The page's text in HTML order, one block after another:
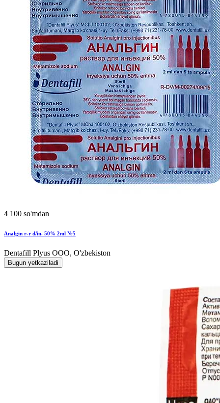
4 100 so'mdan
Analgin r-r d/in. 50% 2ml №5
Dentafill Plyus OOO, O'zbekiston
Bugun yetkaziladi